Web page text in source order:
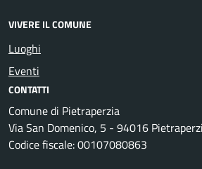
VIVERE IL COMUNE
Luoghi
Eventi
CONTATTI
Comune di Pietraperzia
Via San Domenico, 5 - 94016
Codice fiscale: 00107080863